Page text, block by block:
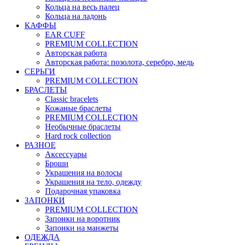
Кольца на весь палец
Кольца на ладонь
КАФФЫ
EAR CUFF
PREMIUM COLLECTION
Авторская работа
Авторская работа: позолота, серебро, медь
СЕРЬГИ
PREMIUM COLLECTION
БРАСЛЕТЫ
Classic bracelets
Кожаные браслеты
PREMIUM COLLECTION
Необычные браслеты
Hard rock collection
РАЗНОЕ
Аксессуары
Броши
Украшения на волосы
Украшения на тело, одежду
Подарочная упаковка
ЗАПОНКИ
PREMIUM COLLECTION
Запонки на воротник
Запонки на манжеты
ОДЕЖДА